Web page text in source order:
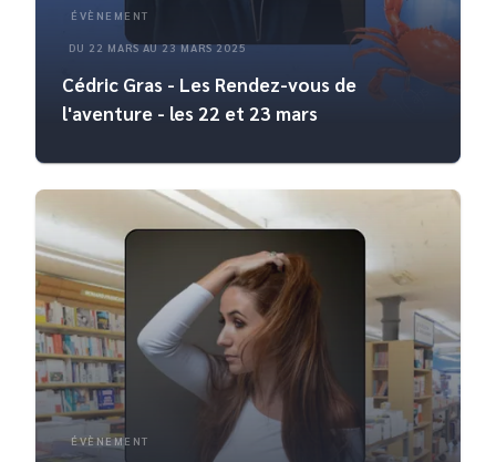
ÉVÈNEMENT
DU 22 MARS AU 23 MARS 2025
Cédric Gras - Les Rendez-vous de
l'aventure - les 22 et 23 mars
ÉVÈNEMENT